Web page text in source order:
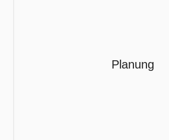
Planung